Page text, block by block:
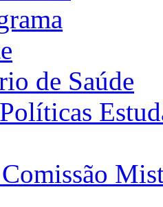
de Saúde